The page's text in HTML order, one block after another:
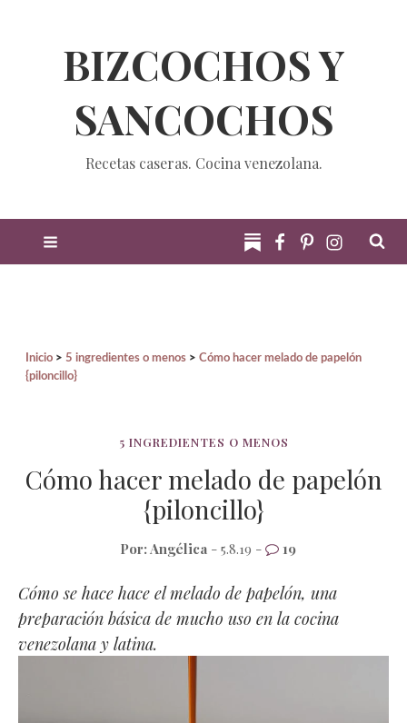
BIZCOCHOS Y
SANCOCHOS
Recetas caseras. Cocina venezolana.
Inicio 5 ingredientes o menos
Cómo hacer melado de papelón
{piloncillo}
5 INGREDIENTES O MENOS
Cómo hacer melado de papelón
{piloncillo}
Por:Angélica- 5.8.19 - 19
Cómo se hace hace el melado de papelón, una
preparación básica de mucho uso en la cocina
venezolana y latina.